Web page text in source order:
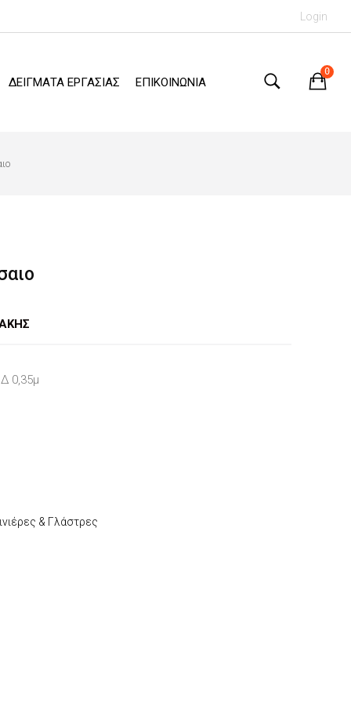
Login
ΔΕΙΓΜΑΤΑ ΕΡΓΑΣΙΑΣ ΕΠΙΚΟΙΝΩΝΙΑ
0
0,35μ
& Γλάστρες